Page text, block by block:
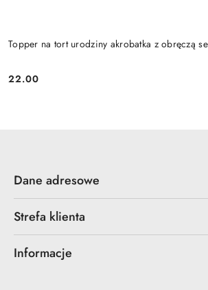
Topper na tort urodziny akrobatka z obręczą
Cena:
22.00
Dane adresowe
Strefa klienta
Informacje